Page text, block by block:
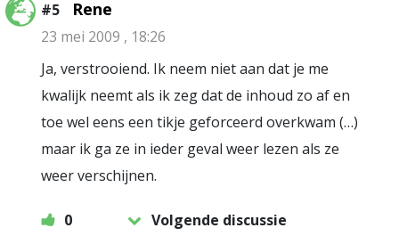
#5 Rene
23 mei 2009 , 18:26
Ja, verstrooiend. Ik neem niet aan dat je me
kwalijk neemt als ik zeg dat de inhoud zo af en
toe wel eens een tikje geforceerd overkwam (…)
maar ik ga ze in ieder geval weer lezen als ze
weer verschijnen.
0
Volgende discussie